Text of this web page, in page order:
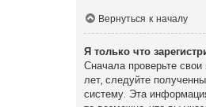
Вернуться к началу
Я только что
Сначала проверьте
лет, следуйте
систему. Эта